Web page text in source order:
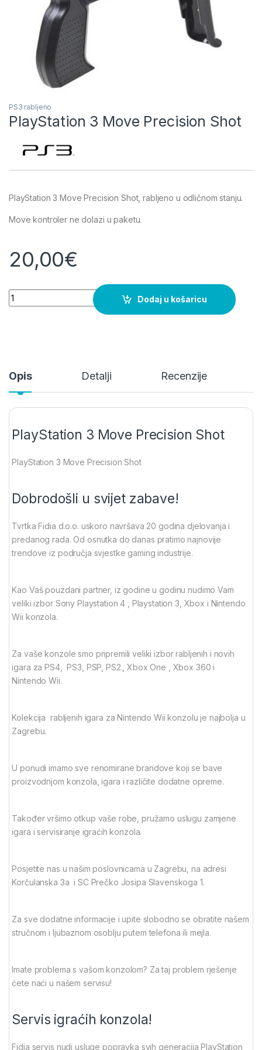
PS3 rabljeno
PlayStation 3 Move Precision Shot
PlayStation 3 Move Precision Shot, rabljeno u odličnom stanju.
Move kontroler ne dolazi u paketu.
20,00€
PlayStation 3 Move Precision Shot quantity
Dodaj u košaricu
Opis Detalji Recenzije
PlayStation 3 Move Precision Shot
PlayStation 3 Move Precision Shot
Dobrodošli u svijet zabave!
Tvrtka Fidia d.o.o. uskoro navršava 20 godina djelovanja i
predanog rada. Od osnutka do danas pratimo najnovije
trendove iz područja svjestke gaming industrije.
Kao Vaš pouzdani partner, iz godine u godinu nudimo Vam
veliki izbor Sony Playstation 4 , Playstation 3, Xbox i Nintendo
Wii konzola.
Za vaše konzole smo pripremili veliki izbor rabljenih i novih
igara za PS4, PS3, PSP, PS2., Xbox One , Xbox 360 i
Nintendo Wii.
Kolekcija rabljenih igara za Nintendo Wii konzolu je najbolja u
Zagrebu.
U ponudi imamo sve renomirane brandove koji se bave
proizvodnjom konzola, igara i različite dodatne opreme.
Također vršimo otkup vaše robe, pružamo uslugu zamjene
igara i servisiranje igraćih konzola.
Posjetite nas u našim poslovnicama u Zagrebu, na adresi
Korčulanska 3a i SC Prečko Josipa Slavenskoga 1.
Za sve dodatne informacije i upite slobodno se obratite našem
stručnom i ljubaznom osoblju putem telefona ili mejla.
Imate problema s vašom konzolom? Za taj problem rješenje
ćete naći u našem servisu!
Servis igraćih konzola!
Fidia servis nudi usluge popravka svih generacija PlayStation